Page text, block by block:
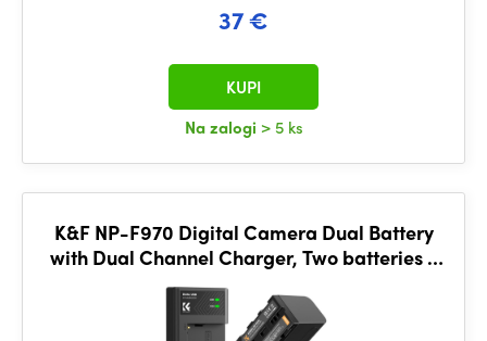
37 €
Na zalogi > 5 ks
KUPI
K&F NP-F970 Digital Camera Dual Battery
with Dual Channel Charger, Two batteries +
charger + Type C